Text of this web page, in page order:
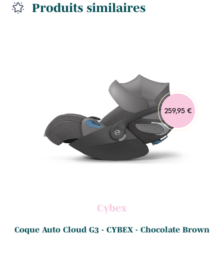
Produits similaires
259,95 €
Cybex
Coque Auto Cloud G3 - CYBEX - Chocolate Brown